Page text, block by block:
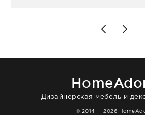
Позже заказывала
доставили сдэком на
отвечает очень быстро.
Дизайнерская мебель и
© 2014 — 2026